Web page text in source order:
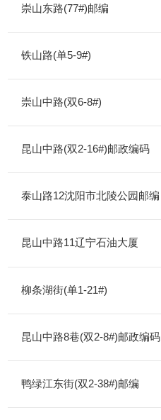
崇山东路(77#)邮编
铁山路(单5-9#)
崇山中路(双6-8#)
昆山中路(双2-16#)邮政编码
泰山路12沈阳市北陵公园邮编
昆山中路11辽宁石油大厦
柳条湖街(单1-21#)
昆山中路8巷(双2-8#)邮政编码
鸭绿江东街(双2-38#)邮编